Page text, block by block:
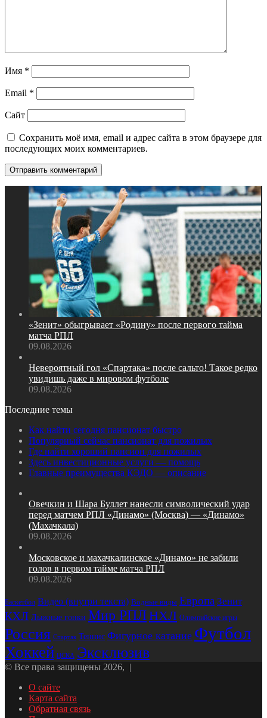
Имя *
Email *
Сайт
Сохранить моё имя, email и адрес сайта в этом браузере для
последующих моих комментариев.
«Зенит» обыгрывает «Родину» после первого тайма
матча РПЛ
09.08.2026
Невероятный гол «Спартака» после сальто! Такое редко
увидишь даже в мировом футболе
09.08.2026
Последние темы
Как найти сегодня пансионат быстро
Популярный сейчас пансионат для пожилых
Где найти хороший пансион для пожилых
Здесь инвестиционные услуги — помощь
Главные преимущества КЭДО — описание
Овечкин и Шара Буллет нанесли символический удар
перед матчем РПЛ «Динамо» (Москва) — «Динамо»
(Махачкала)
09.08.2026
Московское и махачкалинское «Динамо» не забили
голов в первом тайме матча РПЛ
09.08.2026
Баскетбол Видео (внутри текста) Водные виды Европа Зенит
КХЛ Лыжные гонки Мир РПЛНХЛ Олимпийские игры
Россия Спартак Теннис Фигурное катание Футбол
Хоккей ЦСКА Эксклюзив
© Все права защищены 2026, |
О сайте
Карта сайта
Обратная связь